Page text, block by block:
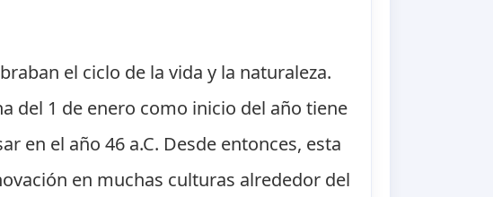
el ciclo de la vida y la naturaleza.
del 1 de enero como inicio del año tiene
en el año 46 a.C. Desde entonces, esta
en muchas culturas alrededor del